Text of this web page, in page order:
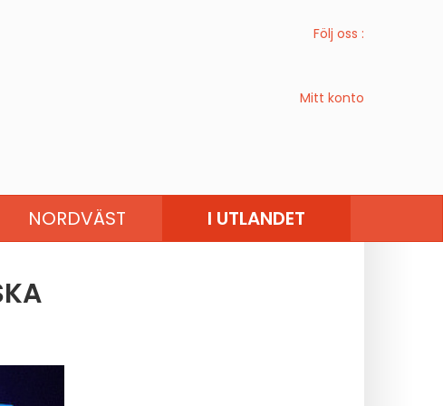
Följ oss :
Mitt konto
NORDVÄST I UTLANDET
VÄSTEUROPA